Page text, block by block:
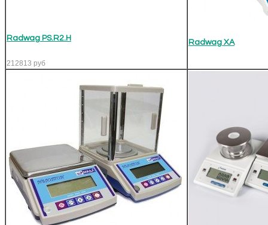
Radwag PS.R2.H
212813 руб
Radwag XA